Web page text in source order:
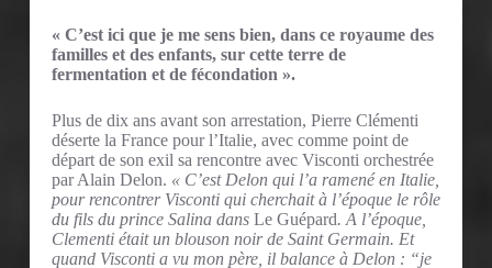
« C’est ici que je me sens bien, dans ce royaume des
familles et des enfants, sur cette terre de
fermentation et de fécondation ».
Plus de dix ans avant son arrestation, Pierre Clémenti
déserte la France pour l’Italie, avec comme point de
départ de son exil sa rencontre avec Visconti orchestrée
par Alain Delon. « C’est Delon qui l’a ramené en Italie,
pour rencontrer Visconti qui cherchait à l’époque le rôle
du fils du prince Salina dans Le Guépard. A l’époque,
Clementi était un blouson noir de Saint Germain. Et
quand Visconti a vu mon père, il balance à Delon : “je